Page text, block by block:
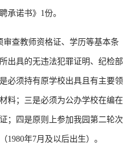
承诺书》1份。
查教师资格证、学历等基本条
出具的无违法犯罪证明、纪检部
必须持有原学校出具且有主要领
料；三是必须为公办学校在编在
；四是原则上参加我园第二轮次
1980年7月及以后出生）。